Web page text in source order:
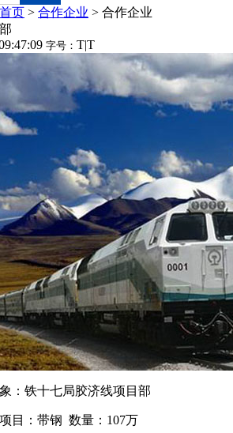
页 > 合作企业 > 合作企业
字号： T|T
：铁十七局胶济线项目部
目：带钢 数量：107万